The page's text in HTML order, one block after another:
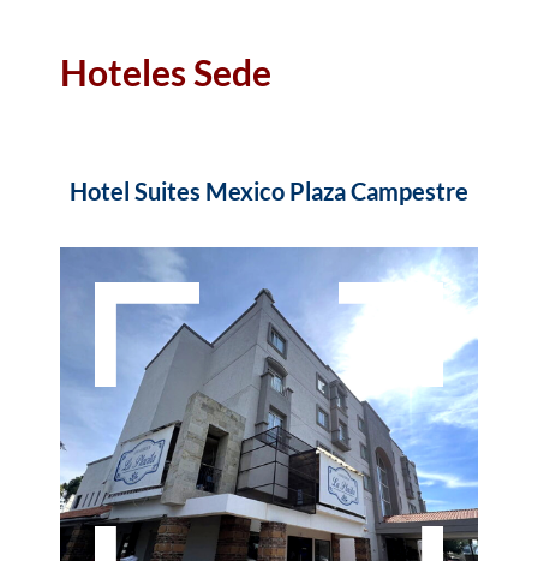
Hoteles Sede
Hotel Suites Mexico Plaza Campestre